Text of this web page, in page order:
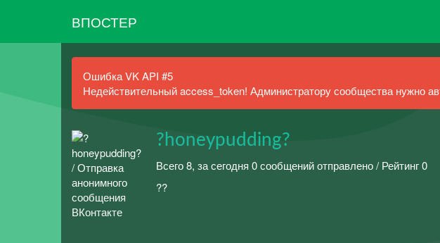
ВПОСТЕР
Ошибка VK API #5
Недействительный access_token! Администратору сообщества нужно
?honeypudding?
Всего 8, за сегодня 0 сообщений отправлено / Рейтинг 0
??